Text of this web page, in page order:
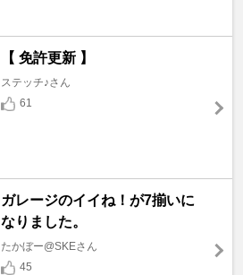
【 免許更新 】
ステッチ♪さん
61
ガレージのイイね！が7揃いに
なりました。
たかぼー@SKEさん
45